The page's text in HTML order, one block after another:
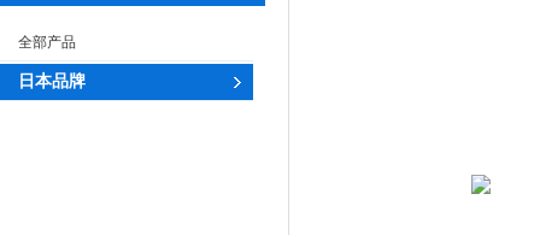
全部产品
日本品牌